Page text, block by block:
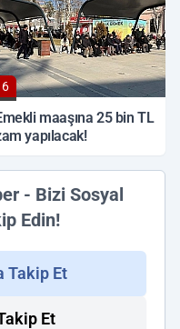
6
maaşına 25 bin TL
yapılacak!
- Bizi Sosyal
Edin!
Takip Et
Et